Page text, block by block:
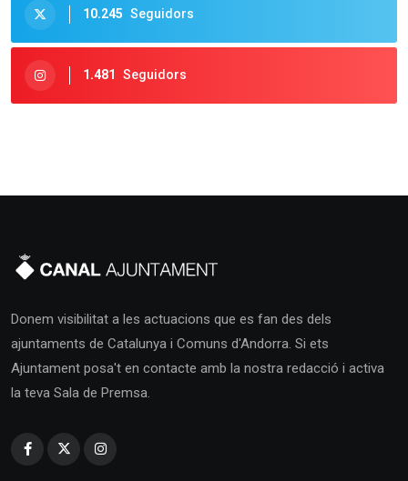
10.245 Seguidors
1.481 Seguidors
Donem visibilitat a les actuacions que es fan des dels
ajuntaments de Catalunya i Comuns d'Andorra. Si ets
Ajuntament posa't en contacte amb la nostra redacció i activa
la teva Sala de Premsa.